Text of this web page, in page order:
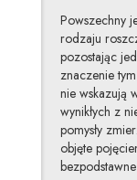
Powszechny
rodzaju
pozostając
znaczenie
nie wskazują
wynikłych z
pomysły
objęte